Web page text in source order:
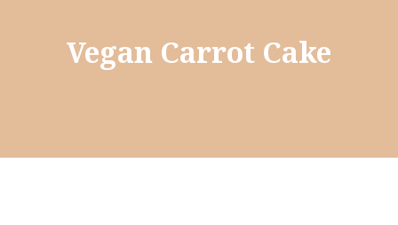
Vegan Carrot Cake